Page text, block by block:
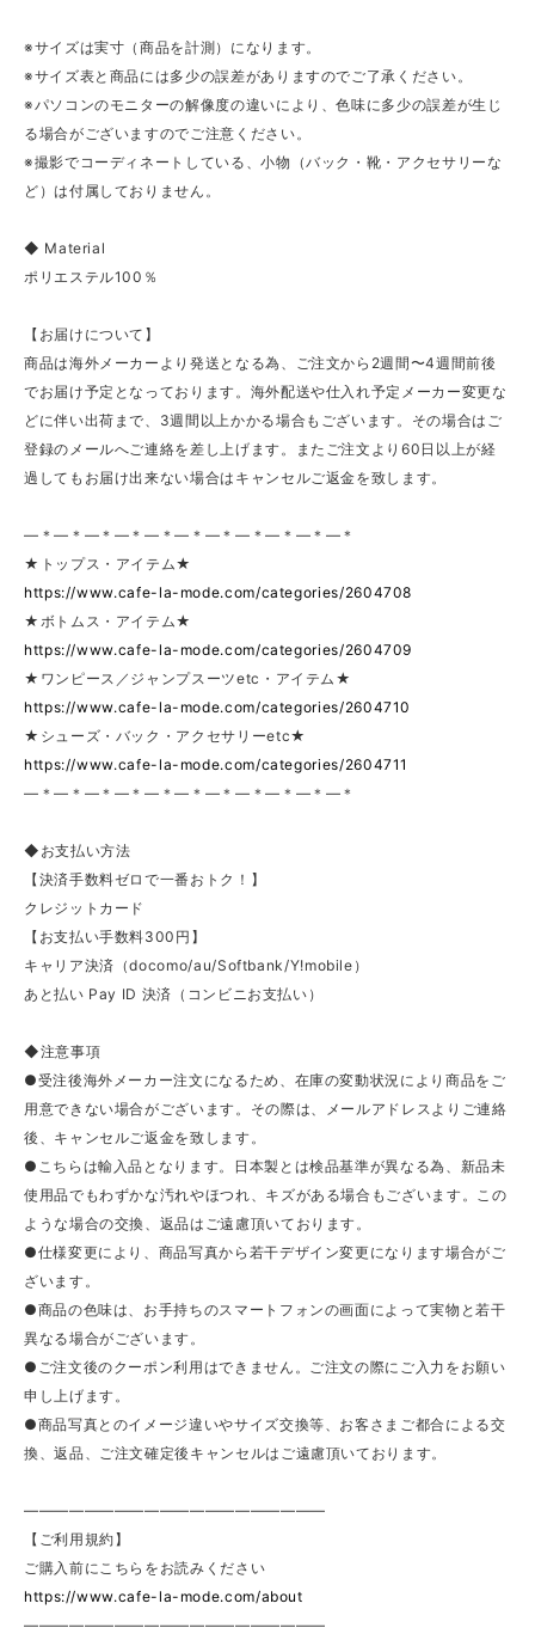
※サイズは実寸（商品を計測）になります。
※サイズ表と商品には多少の誤差がありますのでご了承ください。
※パソコンのモニターの解像度の違いにより、色味に多少の誤差が生じ
る場合がございますのでご注意ください。
※撮影でコーディネートしている、小物（バック・靴・アクセサリーな
ど）は付属しておりません。
◆ Material
ポリエステル100％
【お届けについて】
商品は海外メーカーより発送となる為、ご注文から2週間〜4週間前後
でお届け予定となっております。海外配送や仕入れ予定メーカー変更な
どに伴い出荷まで、3週間以上かかる場合もございます。その場合はご
登録のメールへご連絡を差し上げます。またご注文より60日以上が経
過してもお届け出来ない場合はキャンセルご返金を致します。
—＊—＊—＊—＊—＊—＊—＊—＊—＊—＊—＊
★トップス・アイテム★
https://www.cafe-la-mode.com/categories/2604708
★ボトムス・アイテム★
https://www.cafe-la-mode.com/categories/2604709
★ワンピース／ジャンプスーツetc・アイテム★
https://www.cafe-la-mode.com/categories/2604710
★シューズ・バック・アクセサリーetc★
https://www.cafe-la-mode.com/categories/2604711
—＊—＊—＊—＊—＊—＊—＊—＊—＊—＊—＊
◆お支払い方法
【決済手数料ゼロで一番おトク！】
クレジットカード
【お支払い手数料300円】
キャリア決済（docomo/au/Softbank/Y!mobile）
あと払い Pay ID 決済（コンビニお支払い）
◆注意事項
●受注後海外メーカー注文になるため、在庫の変動状況により商品をご
用意できない場合がございます。その際は、メールアドレスよりご連絡
後、キャンセルご返金を致します。
●こちらは輸入品となります。日本製とは検品基準が異なる為、新品未
使用品でもわずかな汚れやほつれ、キズがある場合もございます。この
ような場合の交換、返品はご遠慮頂いております。
●仕様変更により、商品写真から若干デザイン変更になります場合がご
ざいます。
●商品の色味は、お手持ちのスマートフォンの画面によって実物と若干
異なる場合がございます。
●ご注文後のクーポン利用はできません。ご注文の際にご入力をお願い
申し上げます。
●商品写真とのイメージ違いやサイズ交換等、お客さまご都合による交
換、返品、ご注文確定後キャンセルはご遠慮頂いております。
————————————————————
【ご利用規約】
ご購入前にこちらをお読みください
https://www.cafe-la-mode.com/about
————————————————————